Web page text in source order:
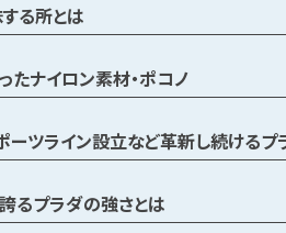
る所とは
たナイロン素材・ポコノ
ーツライン設立など革新し続けるプ
るプラダの強さとは